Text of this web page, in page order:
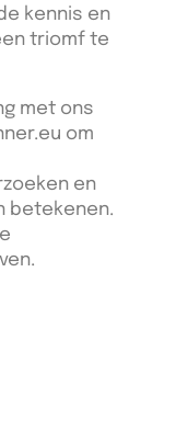
kennis en
triomf te
met ons
om
en
betekenen.